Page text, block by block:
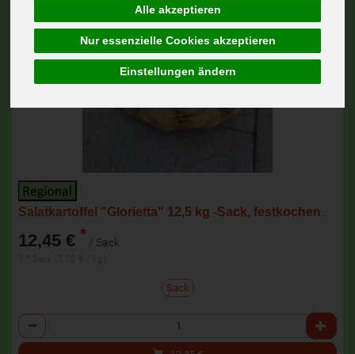
Alle akzeptieren
Nur essenzielle Cookies akzeptieren
Einstellungen ändern
12,45 € * / Sack
Sack
Anzahl